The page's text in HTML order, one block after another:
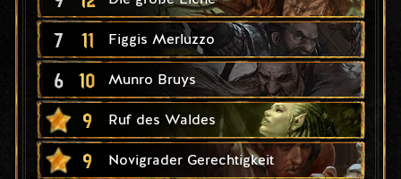
7 11 Figgis Merluzzo
6 10 Munro Bruys
9 Ruf des Waldes
9 Novigrader Gerechtigkeit